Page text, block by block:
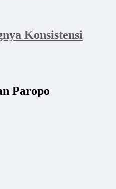
Konsistensi
Paropo